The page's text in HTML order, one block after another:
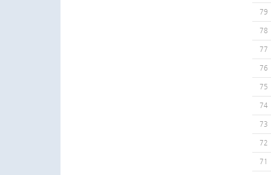
79
78
77
76
75
74
73
72
71